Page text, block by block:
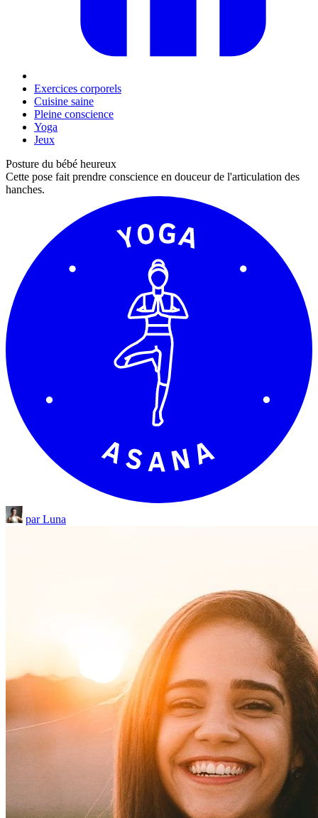
Exercices corporels
Cuisine saine
Pleine conscience
Yoga
Jeux
Posture du bébé heureux
Cette pose fait prendre conscience en douceur de l'articulation des
hanches.
par Luna